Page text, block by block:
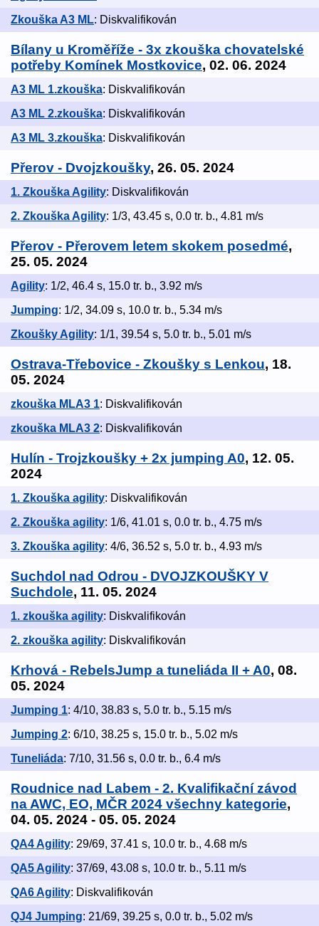
Zkouška A3 ML: Diskvalifikován
Bílany u Kroměříže - 3x zkouška chovatelské
potřeby Komínek Mostkovice, 02. 06. 2024
A3 ML 1.zkouška: Diskvalifikován
A3 ML 2.zkouška: Diskvalifikován
A3 ML 3.zkouška: Diskvalifikován
Přerov - Dvojzkoušky, 26. 05. 2024
1. Zkouška Agility: Diskvalifikován
2. Zkouška Agility: 1/3, 43.45 s, 0.0 tr. b., 4.81 m/s
Přerov - Přerovem letem skokem posedmé,
25. 05. 2024
Agility: 1/2, 46.4 s, 15.0 tr. b., 3.92 m/s
Jumping: 1/2, 34.09 s, 10.0 tr. b., 5.34 m/s
Zkoušky Agility: 1/1, 39.54 s, 5.0 tr. b., 5.01 m/s
Ostrava-Třebovice - Zkoušky s Lenkou, 18.
05. 2024
zkouška MLA3 1: Diskvalifikován
zkouška MLA3 2: Diskvalifikován
Hulín - Trojzkoušky + 2x jumping A0, 12. 05.
2024
1. Zkouška agility: Diskvalifikován
2. Zkouška agility: 1/6, 41.01 s, 0.0 tr. b., 4.75 m/s
3. Zkouška agility: 4/6, 36.52 s, 5.0 tr. b., 4.93 m/s
Suchdol nad Odrou - DVOJZKOUŠKY V
Suchdole, 11. 05. 2024
1. zkouška agility: Diskvalifikován
2. zkouška agility: Diskvalifikován
Krhová - RebelsJump a tuneliáda II + A0, 08.
05. 2024
Jumping 1: 4/10, 38.83 s, 5.0 tr. b., 5.15 m/s
Jumping 2: 6/10, 38.25 s, 15.0 tr. b., 5.02 m/s
Tuneliáda: 7/10, 31.56 s, 0.0 tr. b., 6.4 m/s
Roudnice nad Labem - 2. Kvalifikační závod
na AWC, EO, MČR 2024 všechny kategorie,
04. 05. 2024 - 05. 05. 2024
QA4 Agility: 29/69, 37.41 s, 10.0 tr. b., 4.68 m/s
QA5 Agility: 37/69, 43.08 s, 10.0 tr. b., 5.11 m/s
QA6 Agility: Diskvalifikován
QJ4 Jumping: 21/69, 39.25 s, 0.0 tr. b., 5.02 m/s